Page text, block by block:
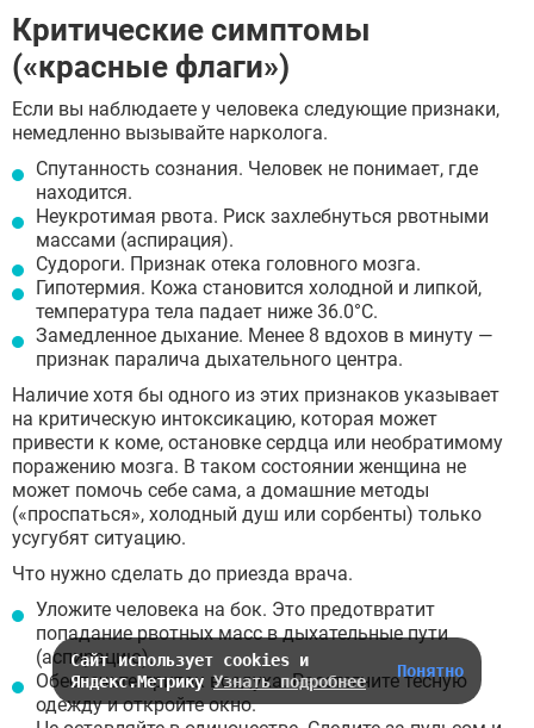
Критические симптомы
(«красные флаги»)
Если вы наблюдаете у человека следующие признаки,
немедленно вызывайте нарколога.
Спутанность сознания. Человек не понимает, где
находится.
Неукротимая рвота. Риск захлебнуться рвотными
массами (аспирация).
Судороги. Признак отека головного мозга.
Гипотермия. Кожа становится холодной и липкой,
температура тела падает ниже 36.0°C.
Замедленное дыхание. Менее 8 вдохов в минуту —
признак паралича дыхательного центра.
Наличие хотя бы одного из этих признаков указывает
на критическую интоксикацию, которая может
привести к коме, остановке сердца или необратимому
поражению мозга. В таком состоянии женщина не
может помочь себе сама, а домашние методы
(«проспаться», холодный душ или сорбенты) только
усугубят ситуацию.
Что нужно сделать до приезда врача.
Уложите человека на бок. Это предотвратит
попадание рвотных масс в дыхательные пути
(аспирацию).
Обеспечьте приток воздуха. Расстегните тесную
одежду и откройте окно.
Сайт использует cookies и
Яндекс.МетрикуУзнать подробнее
Понятно